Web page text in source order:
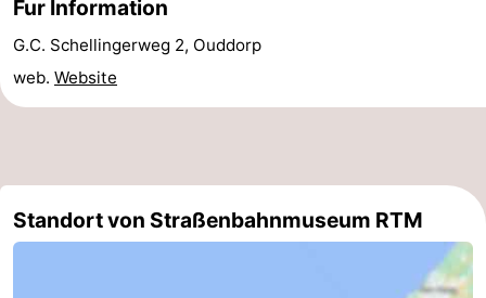
Schwimmbader
-
Radfahren
-
Reiten
-
Golfplatze
-
Fur Information
G.C. Schellingerweg 2, Ouddorp
web. Website
Standort von Straßenbahnmuseum RTM